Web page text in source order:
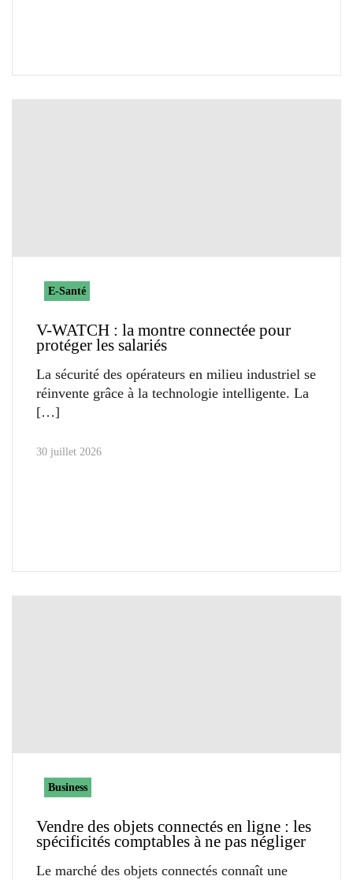
E-Santé
V-WATCH : la montre connectée pour
protéger les salariés
La sécurité des opérateurs en milieu industriel se
réinvente grâce à la technologie intelligente. La
30 juillet 2026
Business
Vendre des objets connectés en ligne : les
spécificités comptables à ne pas négliger
Le marché des objets connectés connaît une